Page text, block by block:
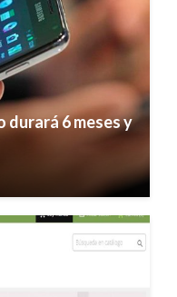
durará 6 meses y